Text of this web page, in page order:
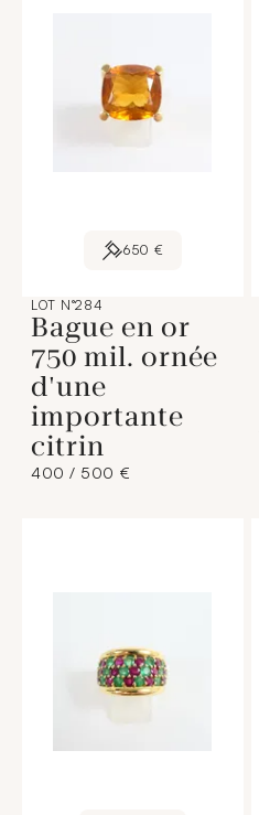
650 €
LOT N°284
Bague en or
750 mil. ornée
d'une
importante
citrin
400 / 500 €